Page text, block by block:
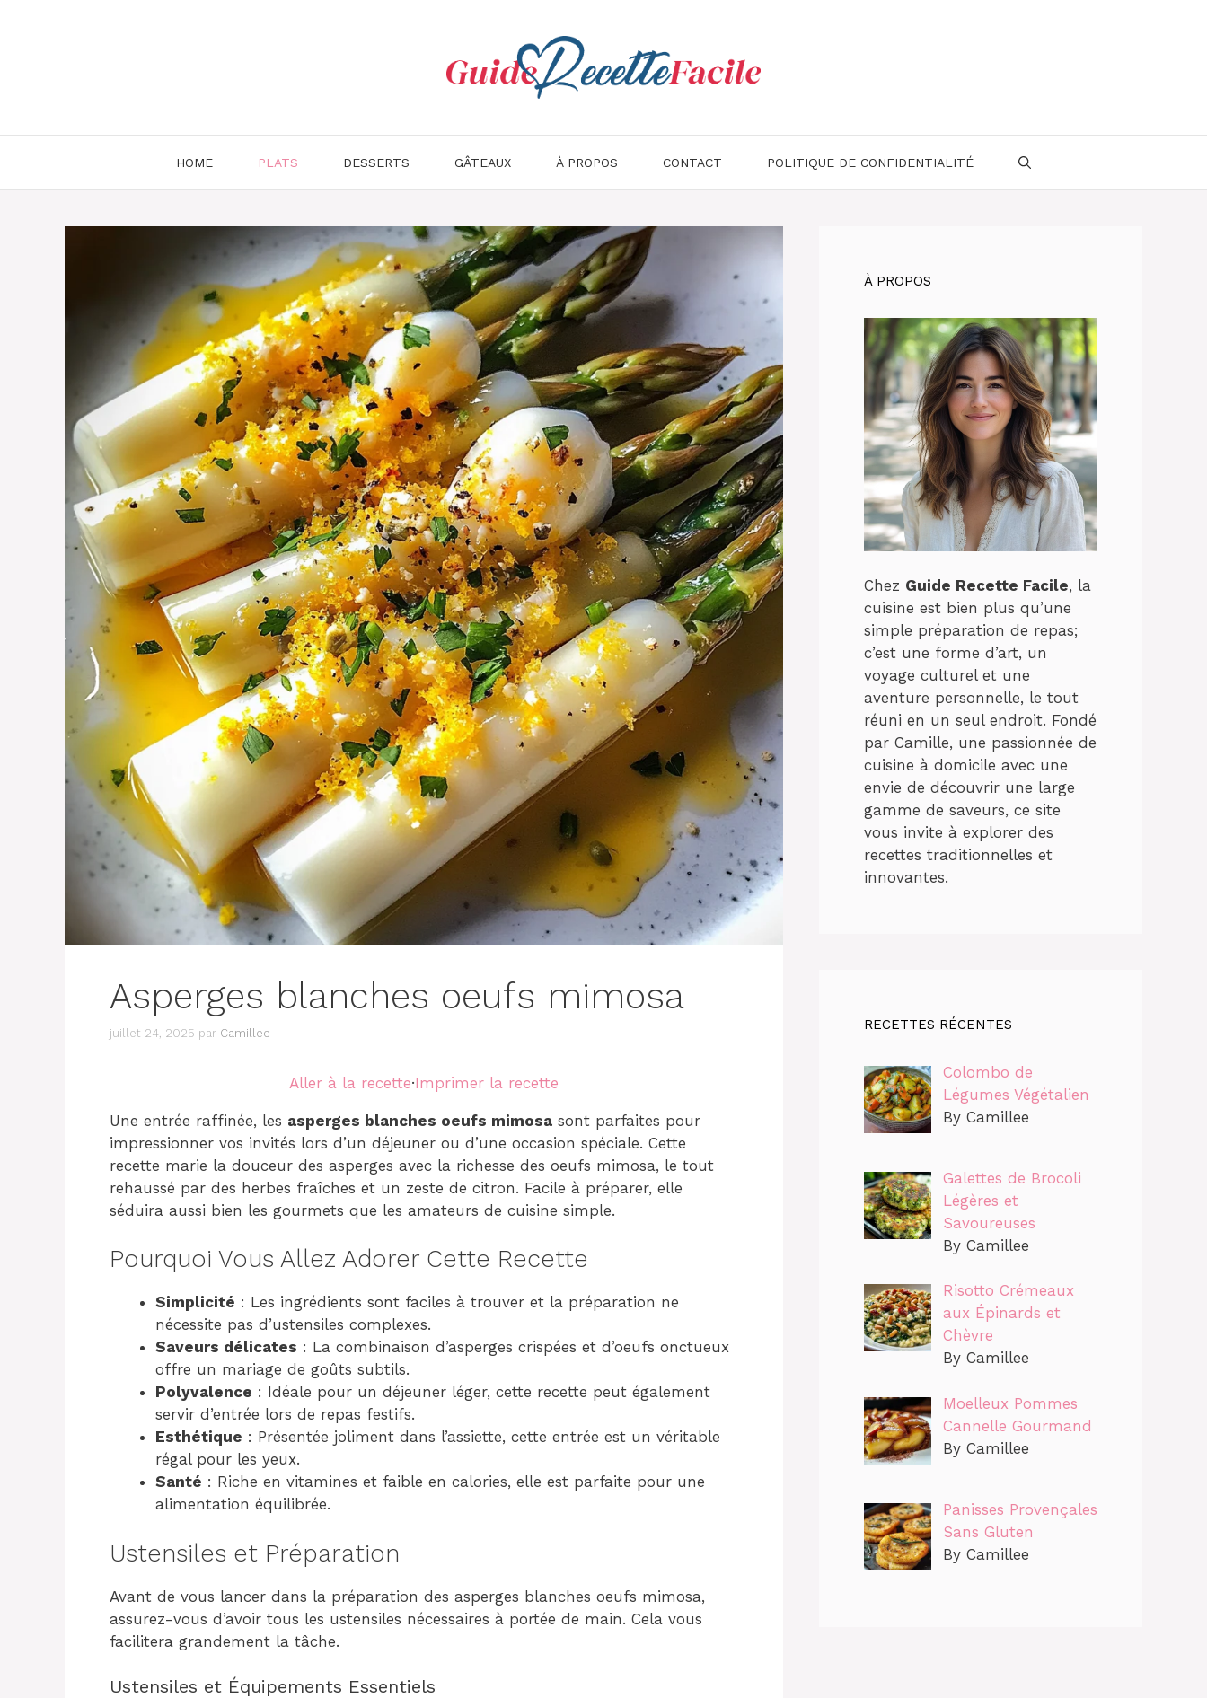
HOME PLATS DESSERTS GÂTEAUX À PROPOS CONTACT POLITIQUE DE CONFIDENTIALITÉ
Asperges blanches oeufs mimosa
juillet 24, 2025 par Camillee
Aller à la recette·Imprimer la recette
Une entrée raffinée, les asperges blanches oeufs mimosa sont parfaites pour
impressionner vos invités lors d’un déjeuner ou d’une occasion spéciale. Cette
recette marie la douceur des asperges avec la richesse des oeufs mimosa, le tout
rehaussé par des herbes fraîches et un zeste de citron. Facile à préparer, elle
séduira aussi bien les gourmets que les amateurs de cuisine simple.
Pourquoi Vous Allez Adorer Cette Recette
Simplicité : Les ingrédients sont faciles à trouver et la préparation ne
nécessite pas d’ustensiles complexes.
Saveurs délicates : La combinaison d’asperges crispées et d’oeufs onctueux
offre un mariage de goûts subtils.
Polyvalence : Idéale pour un déjeuner léger, cette recette peut également
servir d’entrée lors de repas festifs.
Esthétique : Présentée joliment dans l’assiette, cette entrée est un véritable
régal pour les yeux.
Santé : Riche en vitamines et faible en calories, elle est parfaite pour une
alimentation équilibrée.
Ustensiles et Préparation
Avant de vous lancer dans la préparation des asperges blanches oeufs mimosa,
assurez-vous d’avoir tous les ustensiles nécessaires à portée de main. Cela vous
facilitera grandement la tâche.
Ustensiles et Équipements Essentiels
À PROPOS
Chez Guide Recette Facile, la
cuisine est bien plus qu’une
simple préparation de repas;
c’est une forme d’art, un
voyage culturel et une
aventure personnelle, le tout
réuni en un seul endroit. Fondé
par Camille, une passionnée de
cuisine à domicile avec une
envie de découvrir une large
gamme de saveurs, ce site
vous invite à explorer des
recettes traditionnelles et
innovantes.
RECETTES RÉCENTES
Colombo de
Légumes Végétalien
By Camillee
Galettes de Brocoli
Légères et
Savoureuses
By Camillee
Risotto Crémeaux
aux Épinards et
Chèvre
By Camillee
Moelleux Pommes
Cannelle Gourmand
By Camillee
Panisses Provençales
Sans Gluten
By Camillee